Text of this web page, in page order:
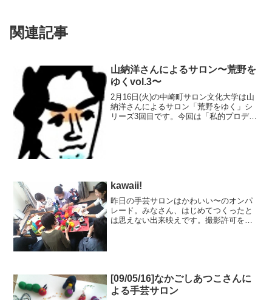
関連記事
山納洋さんによるサロン〜荒野を
ゆくvol.3〜
2月16日(火)の中崎町サロン文化大学は山
納洋さんによるサロン「荒野をゆく」シ
リーズ3回目です。今回は「私的プロデュ
kawaii!
昨日の手芸サロンはかわいい〜のオンパ
レード。みなさん、はじめてつくったと
は思えない出来映えです。撮影許可をい
[09/05/16]なかごしあつこさんに
よる手芸サロン